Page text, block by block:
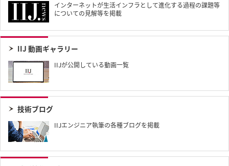
インターネットが生活インフラとして進化する過程の課題等
についての見解等を掲載
IIJ 動画ギャラリー
IIJが公開している動画一覧
技術ブログ
IIJエンジニア執筆の各種ブログを掲載